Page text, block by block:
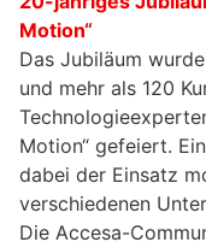
Motion“
Das Jubiläum
und mehr als 120
Motion“ gefeiert.
dabei der Einsatz
verschiedenen
Die Accesa-